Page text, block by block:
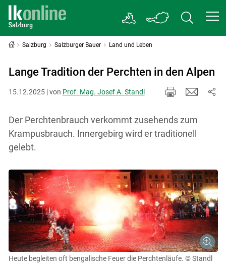
Salzburg Salzburger Bauer Land und Leben
Lange Tradition der Perchten in den Alpen
15.12.2025 | von Prof. Mag. Josef A. Standl
Der Perchtenbrauch verkommt zusehends zum
Krampusbrauch. Innergebirg wird er traditionell
gelebt.
Heute begleiten oft bengalische Feuer die Perchtenläufe. © Standl